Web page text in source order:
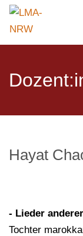
Hayat
- Lieder
Tochter